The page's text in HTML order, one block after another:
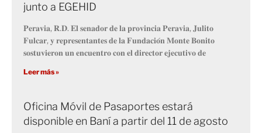
junto a EGEHID
𝐏𝐞𝐫𝐚𝐯𝐢𝐚, 𝐑.𝐃. 𝐄𝐥 𝐬𝐞𝐧𝐚𝐝𝐨𝐫 𝐝𝐞 𝐥𝐚 𝐩𝐫𝐨𝐯𝐢𝐧𝐜𝐢𝐚 𝐏𝐞𝐫𝐚𝐯𝐢𝐚, 𝐉𝐮𝐥𝐢𝐭𝐨
𝐅𝐮𝐥𝐜𝐚𝐫, 𝐲 𝐫𝐞𝐩𝐫𝐞𝐬𝐞𝐧𝐭𝐚𝐧𝐭𝐞𝐬 𝐝𝐞 𝐥𝐚 𝐅𝐮𝐧𝐝𝐚𝐜𝐢𝐨́𝐧 𝐌𝐨𝐧𝐭𝐞 𝐁𝐨𝐧𝐢𝐭𝐨
𝐬𝐨𝐬𝐭𝐮𝐯𝐢𝐞𝐫𝐨𝐧 𝐮𝐧 𝐞𝐧𝐜𝐮𝐞𝐧𝐭𝐫𝐨 𝐜𝐨𝐧 𝐞𝐥 𝐝𝐢𝐫𝐞𝐜𝐭𝐨𝐫 𝐞𝐣𝐞𝐜𝐮𝐭𝐢𝐯𝐨 𝐝𝐞
Leer más »
Oficina Móvil de Pasaportes estará
disponible en Baní a partir del 11 de agosto